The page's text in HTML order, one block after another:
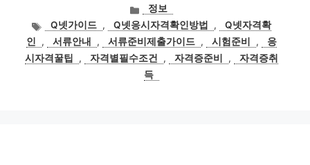
카
테
고
리
정보
태Q넷가이드 , Q넷응시자격확인방법 ,
Q넷자격확
인
, 서류안내 , 서류준비제출가이드 , 시험준비 ,
응
시자격꿀팁
, 자격별필수조건 , 자격증준비 ,
자격증취
득